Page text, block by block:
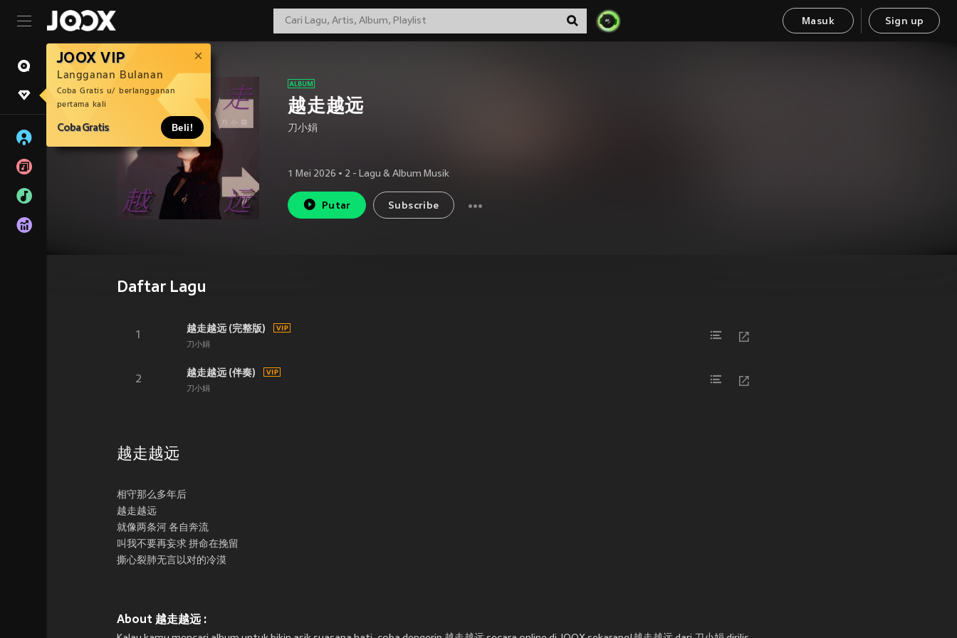
Masuk Sign up
JOOX VIP
Langganan Bulanan
Coba Gratis u/ berlangganan
pertama kali
Coba Gratis Beli!
越走越远
刀小娟
1 Mei 2026 • 2 - Lagu & Album Musik
Putar Subscribe
Daftar Lagu
1
越走越远 (完整版)
刀小娟
2
越走越远 (伴奏)
刀小娟
越走越远
相守那么多年后
越走越远
就像两条河 各自奔流
叫我不要再妄求 拼命在挽留
撕心裂肺无言以对的冷漠
About 越走越远 :